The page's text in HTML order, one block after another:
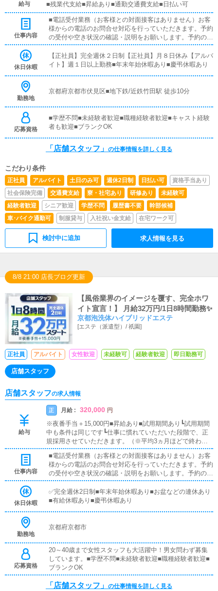
給与 ■残業代支給■昇給あり■通勤交通費支給■日払い可
仕事内容
■電話受付業務（お客様との対面接客はありません）お客
様からの電話のお問合せ対応を行っていただきます。予約
の受付や空き状況の確認・説明をお願いします。予約の確
定後はキャストやドライバーに通達します。簡単なマニュ
アルや先輩スタッフに気軽に聞ける環境ですので、未経験
でも安心して働けます。■PC更新業務ヘブンネットなど、
なります。基本的にはボタンを押すだけや、ブログの更新
手な人でも簡単にできます。■清掃・備品管理お客様やキ
ャストの方に快適にお過ごしいただくため、店内の清掃や
備品の管理・補充を行っていただきます。
休日休暇
【正社員】完全週休２日制【正社員】月８日休み【アルバ
イト】週１日以上勤務■年末年始休暇あり■慶弔休暇あり
勤務地
京都府京都市伏見区■地下鉄/近鉄竹田駅 徒歩10分
応募資格
■学歴不問■未経験者歓迎■職種経験者歓迎■キャスト経験
者も歓迎■ブランクOK
「店舗スタッフ」 の仕事情報を詳しく見る
こだわり条件
正社員 アルバイト 土日のみ可 週休2日制 日払い可
資格手当あり
社会保険完備
交通費支給 寮・社宅あり 研修あり
未経験可
経験者歓迎
シニア歓迎 学歴不問 履歴書不要
幹部候補
車･バイク通勤可
制服貸与 入社祝い金支給 在宅ワーク可
検討中に追加 求人情報を見る
8/8 21:00 店長ブログ更新
【風俗業界のイメージを覆す、完全ホワ
イト宣言！】 月給32万円/1日8時間勤務✨
京都泡洗体ハイブリッドエステ
[エステ（派遣型）/祇園]
正社員 アルバイト 女性歓迎 未経験可 経験者歓迎 即日勤務可
店舗スタッフ
店舗スタッフの求人情報
給与
正 月給 : 320,000 円
※夜番手当＋15,000円■昇給あり■試用期間あり┗試用期間
中も条件は同じです┗仕事に慣れていただいた段階で、正
規採用させていただきます。（※平均3ヵ月ほどで終わら
れる方が多いです。）■日払い可■通勤交通費支給
仕事内容
■電話受付業務（お客様との対面接客はありません）お客
様からの電話のお問合せ対応を行っていただきます。予約
の受付や空き状況の確認・説明をお願いします。予約の確
定後はキャストやドライバーに通達します。簡単なマニュ
アルや先輩スタッフに気軽に聞ける環境ですので、未経験
でも安心して働けます。■キャスト管理お店で働いていた
行っていただきます。■PC更新業務ヘブンネットなど、ポ
す。キャストの出勤情報やイベント、求人ブログの作成と
なります。基本的にはボタンを押すだけや、ブログの更新
時に簡単に文字が入力出来れば問題ありません。PCが苦
手な人でも簡単にできます。■清掃・備品管理お客様やキ
ャストの方に快適にお過ごしいただくため、店内の清掃や
備品の管理・補充を行っていただきます。
休日休暇
✅完全週休2日制■年末年始休暇あり■お盆などの連休あり
■有給休暇あり■慶弔休暇あり
勤務地
京都府京都市
応募資格
20～40歳まで女性スタッフも大活躍中！男女問わず募集
しています。■学歴不問■未経験者歓迎■職種経験者歓迎■
ブランクOK
「店舗スタッフ」 の仕事情報を詳しく見る